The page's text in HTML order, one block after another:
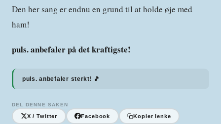
Den her sang er endnu en grund til at holde øje med
ham!
puls. anbefaler på det kraftigste!
puls. anbefaler sterkt! 🎵
DEL DENNE SAKEN
X / Twitter Facebook Kopier lenke